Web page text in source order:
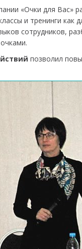
«Очки для Вас»
и тренинги как
сотрудников,
позволил